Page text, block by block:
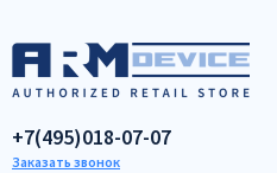
+7(495)018-07-07
Заказать звонок